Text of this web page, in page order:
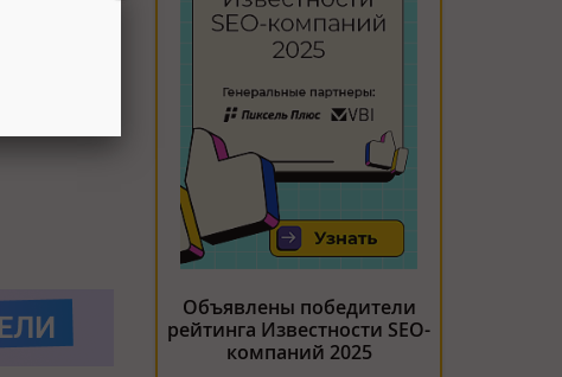
Объявлены победители
рейтинга Известности SEO-
компаний 2025